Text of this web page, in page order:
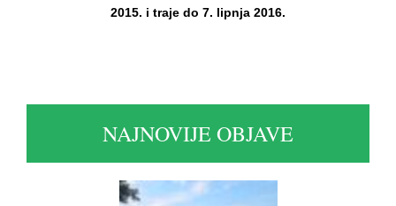
2015. i traje do 7. lipnja 2016.
NAJNOVIJE OBJAVE